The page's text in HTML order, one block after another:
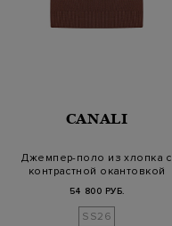
CANALI
Джемпер-поло из хлопка с
контрастной окантовкой
54 800 РУБ.
SS26